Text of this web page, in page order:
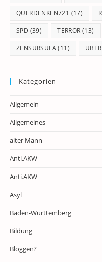
QUERDENKEN721 (17)
SPD (39) TERROR (13)
ZENSURSULA(11)
Kategorien
Allgemein
Allgemeines
alter Mann
Anti.AKW
Anti.AKW
Asyl
Baden-Württemberg
Bildung
Bloggen?